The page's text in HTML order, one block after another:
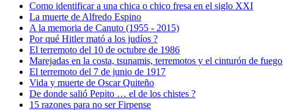
Como identificar a una chica o chico fresa en el siglo XXI
La muerte de Alfredo Espino
A la memoria de Canuto (1955 - 2015)
Por qué Hitler mató a los judíos ?
El terremoto del 10 de octubre de 1986
Marejadas en la costa, tsunamis, terremotos y el cinturón de fuego
El terremoto del 7 de junio de 1917
Vida y muerte de Oscar Quiteño
De donde salió Pepito … el de los chistes ?
15 razones para no ser Firpense